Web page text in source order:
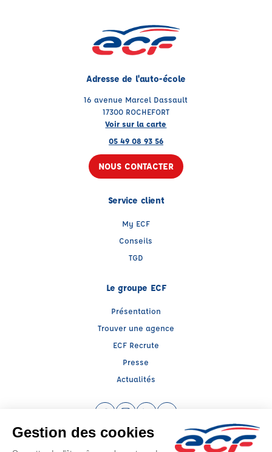
Adresse de l'auto-école
16 avenue Marcel Dassault
17300 ROCHEFORT
Voir sur la carte
05 49 08 93 56
NOUS CONTACTER
Service client
My ECF
Conseils
TGD
Le groupe ECF
Présentation
Trouver une agence
ECF Recrute
Presse
Actualités
Facebook (nouvelle fenêtre)
Instagram (nouvelle fenêtre)
LinkedIn (nouvelle fenêtre)
YouTube (nouvelle
Raison sociale : ECF CER CENTRE ATLANTIQUE - Capital social: 2500000€